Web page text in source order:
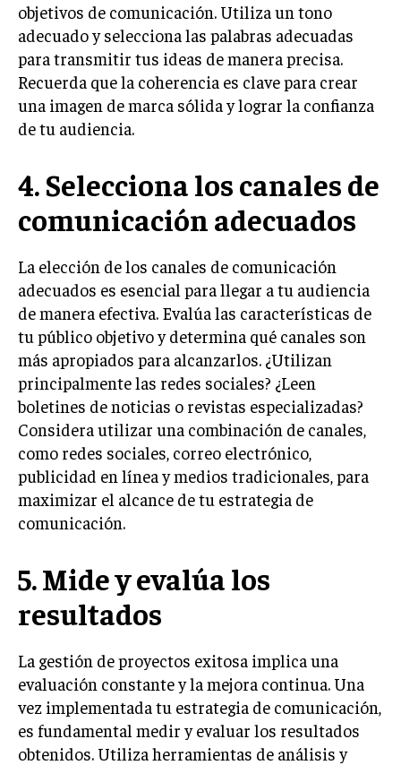
INTERNACIONAL
NEGOCIOS INTERNACIONALES
COMERCIO INTERNACIONAL
EXPANSIÓN GLOBAL
ALIANZAS ESTRATÉGICAS
TECNOLOGIA
GESTIÓN DE LA INNOVACIÓN TECNOLÓGICA
TRANSFORMACIÓN DIGITAL
ANALÍTICA EMPRESARIAL Y BUSINESS
INTELLIGENCE
CIBERSEGURIDAD EMPRESARIAL
ESTRATEGIA
EMPRESAS FAMILIARES Y SUCESIÓN
GESTIÓN DEL RIESGO EMPRESARIAL
NEGOCIACIÓN Y RESOLUCIÓN DE CONFLICTOS
ÉXITO EMPRESARIAL Y CASOS DE ESTUDIO
GOBIERNO CORPORATIVO
NEGOCIOS
ESTRATEGIAS DE NEGOCIOS
MARKETING B2B
MARKETING B2C
objetivos de comunicación. Utiliza un tono
adecuado y selecciona las palabras adecuadas
para transmitir tus ideas de manera precisa.
Recuerda que la coherencia es clave para crear
una imagen de marca sólida y lograr la confianza
de tu audiencia.
4. Selecciona los canales de
comunicación adecuados
La elección de los canales de comunicación
adecuados es esencial para llegar a tu audiencia
de manera efectiva. Evalúa las características de
tu público objetivo y determina qué canales son
más apropiados para alcanzarlos. ¿Utilizan
principalmente las redes sociales? ¿Leen
boletines de noticias o revistas especializadas?
Considera utilizar una combinación de canales,
como redes sociales, correo electrónico,
publicidad en línea y medios tradicionales, para
maximizar el alcance de tu estrategia de
comunicación.
5. Mide y evalúa los
resultados
La gestión de proyectos exitosa implica una
evaluación constante y la mejora continua. Una
vez implementada tu estrategia de comunicación,
es fundamental medir y evaluar los resultados
obtenidos. Utiliza herramientas de análisis y